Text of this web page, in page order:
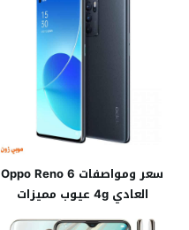
سعر ومواصفات Oppo Reno 6
العادي 4g عيوب مميزات